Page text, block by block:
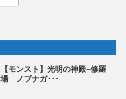
【モンスト】光明の神殿−修羅
場 ノブナガ･･･